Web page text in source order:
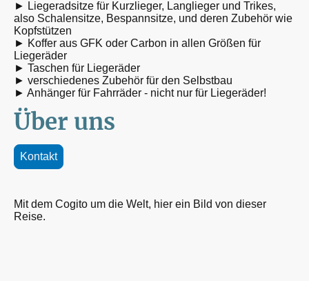
► Liegeradsitze für Kurzlieger, Langlieger und Trikes,
also Schalensitze, Bespannsitze, und deren Zubehör wie
Kopfstützen
► Koffer aus GFK oder Carbon in allen Größen für
Liegeräder
► Taschen für Liegeräder
► verschiedenes Zubehör für den Selbstbau
► Anhänger für Fahrräder - nicht nur für Liegeräder!
Über uns
Kontakt
Mit dem Cogito um die Welt, hier ein Bild von dieser
Reise.